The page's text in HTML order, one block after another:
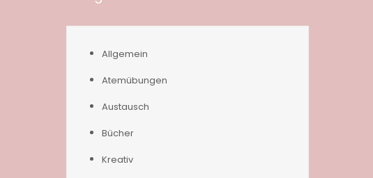
Allgemein
Atemübungen
Austausch
Bücher
Kreativ